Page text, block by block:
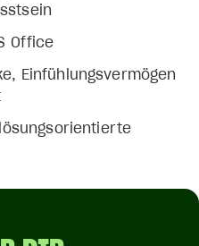
Office
Einfühlungsvermögen